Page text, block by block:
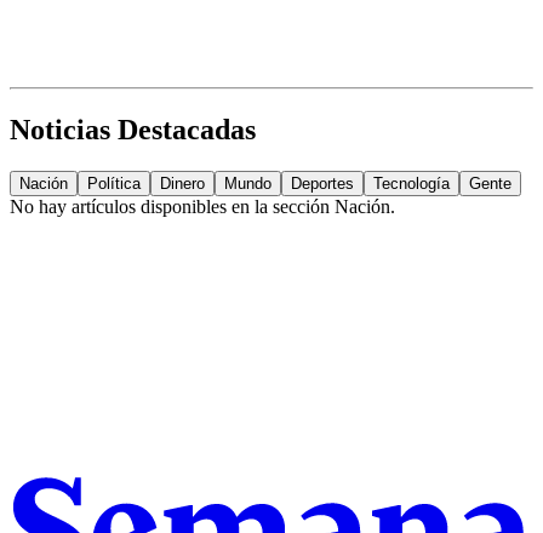
Noticias Destacadas
Nación Política Dinero Mundo Deportes Tecnología Gente
No hay artículos disponibles en la sección Nación.